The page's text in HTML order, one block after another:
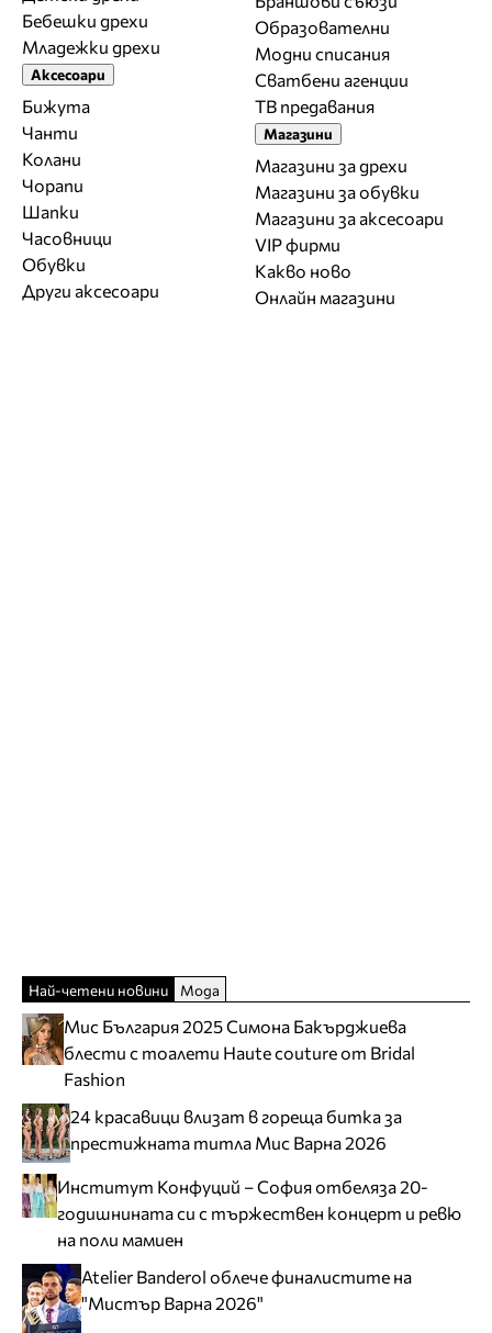
Бебешки дрехи
Младежки дрехи
Аксесоари
Бижута
Чанти
Колани
Чорапи
Шапки
Часовници
Обувки
Други аксесоари
Образователни
Модни списания
Сватбени агенции
ТВ предавания
Магазини
Магазини за дрехи
Магазини за обувки
Магазини за aксесоари
VIP фирми
Какво ново
Онлайн магазини
Най-четени новини Мода
Мис България 2025 Симона Бакърджиева
блести с тоалети Haute couture от Bridal
Fashion
24 красавици влизат в гореща битка за
престижната титла Мис Варна 2026
Институт Конфуций – София отбеляза 20-
годишнината си с тържествен концерт и ревю
на поли мамиен
Atelier Banderol облече финалистите на
"Мистър Варна 2026"